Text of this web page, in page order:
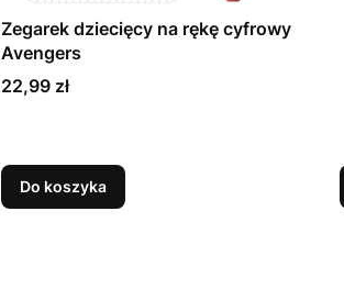
Zegarek dziecięcy na rękę cyfrowy
Avengers
Cena
22,99 zł
Do koszyka